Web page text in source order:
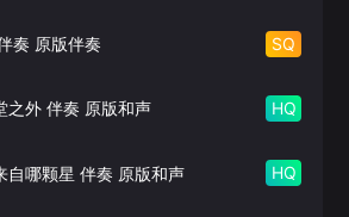
奏 原版伴奏 SQ
之外 伴奏 原版和声 HQ
自哪颗星 伴奏 原版和声 HQ